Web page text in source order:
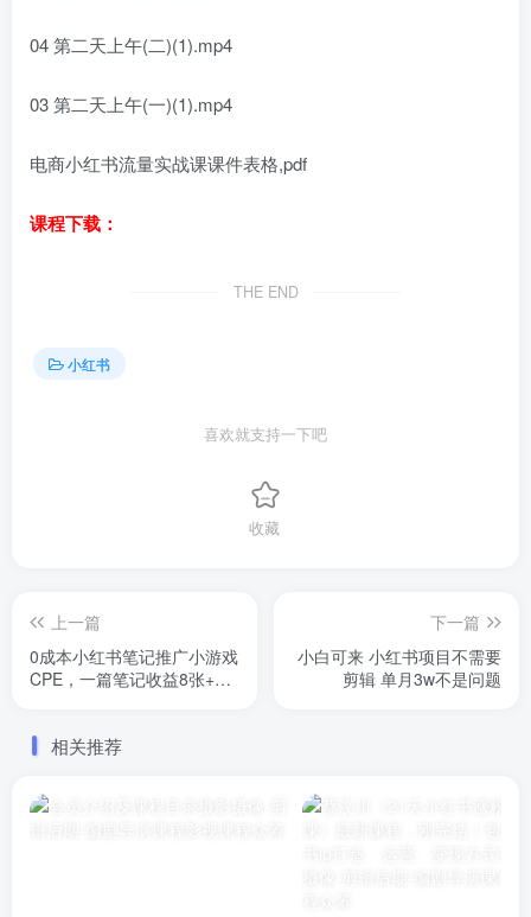
04 第二天上午(二)(1).mp4
03 第二天上午(一)(1).mp4
电商小红书流量实战课课件表格,pdf
课程下载：
THE END
小红书
喜欢就支持一下吧
收藏
上一篇
0成本小红书笔记推广小游戏
CPE，一篇笔记收益8张+大
下一篇
小白可来 小红书项目不需要
剪辑 单月3w不是问题
相关推荐